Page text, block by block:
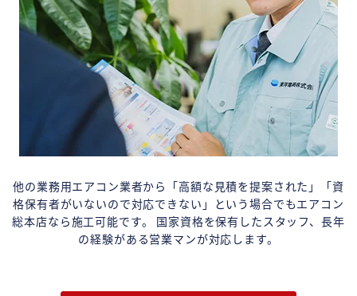
他の業務用エアコン業者から「高額な見積を提案された」「資
格保有者がいないので対応できない」という場合でもエアコン
総本店なら施工可能です。 国家資格を保有したスタッフ、長年
の経験がある営業マンが対応します。